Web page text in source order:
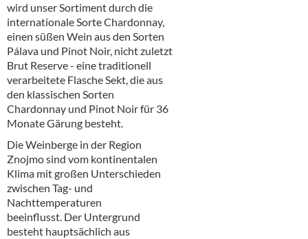
wird unser Sortiment durch die
internationale Sorte Chardonnay,
einen süßen Wein aus den Sorten
Pálava und Pinot Noir, nicht zuletzt
Brut Reserve - eine traditionell
verarbeitete Flasche Sekt, die aus
den klassischen Sorten
Chardonnay und Pinot Noir für 36
Monate Gärung besteht.
Die Weinberge in der Region
Znojmo sind vom kontinentalen
Klima mit großen Unterschieden
zwischen Tag- und
Nachttemperaturen
beeinflusst. Der Untergrund
besteht hauptsächlich aus